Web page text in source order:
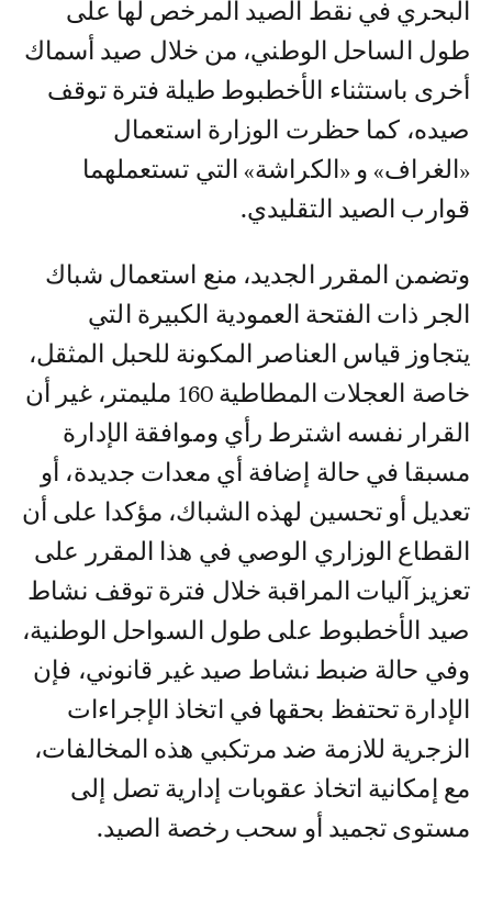
البحري في نقط الصيد المرخص لها على
طول الساحل الوطني، من خلال صيد أسماك
أخرى باستثناء الأخطبوط طيلة فترة توقف
صيده، كما حظرت الوزارة استعمال
«الغراف» و «الكراشة» التي تستعملهما
قوارب الصيد التقليدي.
وتضمن المقرر الجديد، منع استعمال شباك
الجر ذات الفتحة العمودية الكبيرة التي
يتجاوز قياس العناصر المكونة للحبل المثقل،
خاصة العجلات المطاطية 160 مليمتر، غير أن
القرار نفسه اشترط رأي وموافقة الإدارة
مسبقا في حالة إضافة أي معدات جديدة، أو
تعديل أو تحسين لهذه الشباك، مؤكدا على أن
القطاع الوزاري الوصي في هذا المقرر على
تعزيز آليات المراقبة خلال فترة توقف نشاط
صيد الأخطبوط على طول السواحل الوطنية،
وفي حالة ضبط نشاط صيد غير قانوني، فإن
الإدارة تحتفظ بحقها في اتخاذ الإجراءات
الزجرية للازمة ضد مرتكبي هذه المخالفات،
مع إمكانية اتخاذ عقوبات إدارية تصل إلى
مستوى تجميد أو سحب رخصة الصيد.